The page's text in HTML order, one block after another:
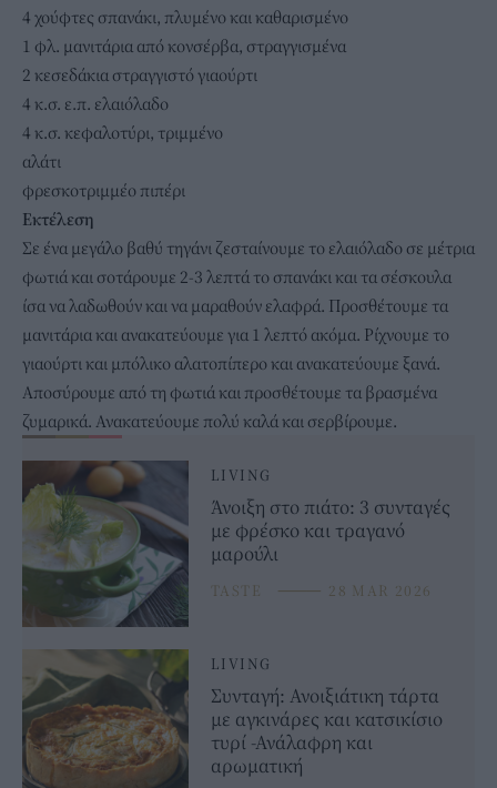
4 χούφτες σπανάκι, πλυμένο και καθαρισμένο
1 φλ. μανιτάρια από κονσέρβα, στραγγισμένα
2 κεσεδάκια στραγγιστό γιαούρτι
4 κ.σ. ε.π. ελαιόλαδο
4 κ.σ. κεφαλοτύρι, τριμμένο
αλάτι
φρεσκοτριμμέο πιπέρι
Εκτέλεση
Σε ένα μεγάλο βαθύ τηγάνι ζεσταίνουμε το ελαιόλαδο σε μέτρια
φωτιά και σοτάρουμε 2-3 λεπτά το σπανάκι και τα σέσκουλα
ίσα να λαδωθούν και να μαραθούν ελαφρά. Προσθέτουμε τα
μανιτάρια και ανακατεύουμε για 1 λεπτό ακόμα. Ρίχνουμε το
γιαούρτι και μπόλικο αλατοπίπερο και ανακατεύουμε ξανά.
Αποσύρουμε από τη φωτιά και προσθέτουμε τα βρασμένα
ζυμαρικά. Ανακατεύουμε πολύ καλά και σερβίρουμε.
LIVING
Άνοιξη στο πιάτο: 3 συνταγές
με φρέσκο και τραγανό
μαρούλι
TASTE ⸻ 28 MAR 2026
LIVING
Συνταγή: Ανοιξιάτικη τάρτα
με αγκινάρες και κατσικίσιο
τυρί -Ανάλαφρη και
αρωματική